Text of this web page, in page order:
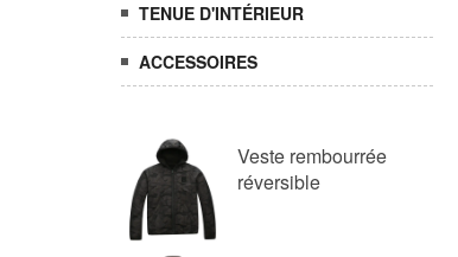
TENUE D'INTÉRIEUR
ACCESSOIRES
Veste rembourrée
réversible